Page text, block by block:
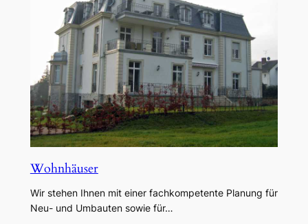
Wohnhäuser
Wir stehen Ihnen mit einer fachkompetente Planung für
Neu- und Umbauten sowie für…